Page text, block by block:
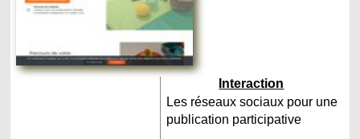
Interaction
Les réseaux sociaux pour une
publication participative